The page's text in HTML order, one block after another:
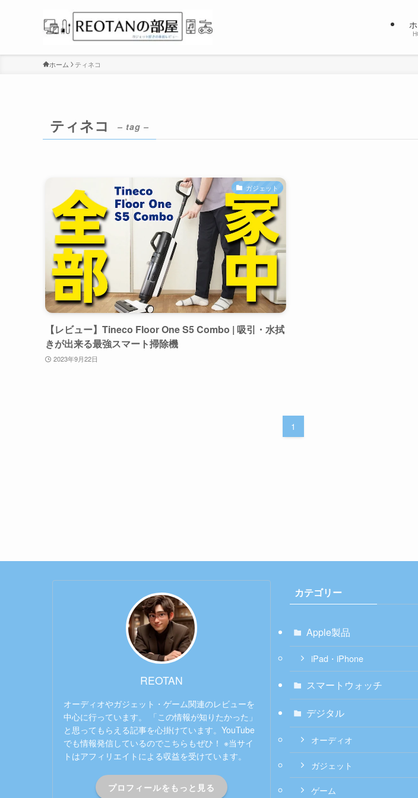
ホーム ティネコ
ティネコ – tag –
ガジェット
【レビュー】Tineco Floor One S5 Combo | 吸引・水拭
きが出来る最強スマート掃除機
2023年9月22日
1
REOTAN
オーディオやガジェット・ゲーム関連のレビューを
中心に行っています。 「この情報が知りたかった」
と思ってもらえる記事を心掛けています。YouTube
でも情報発信しているのでこちらもぜひ！ ※当サイ
トはアフィリエイトによる収益を受けています。
プロフィールをもっと見る
カテゴリー
Apple製品
iPad・iPhone
スマートウォッチ
デジタル
オーディオ
ガジェット
ゲーム